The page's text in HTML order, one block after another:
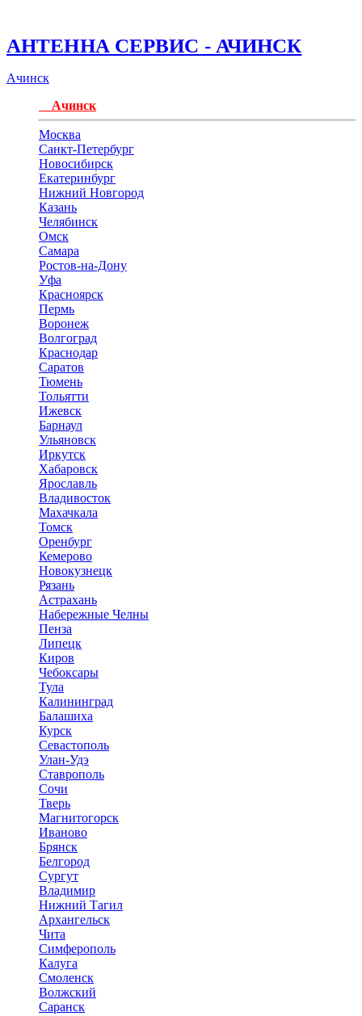
АНТЕННА СЕРВИС - АЧИНСК
Ачинск
Ачинск
Москва
Санкт-Петербург
Новосибирск
Екатеринбург
Нижний Новгород
Казань
Челябинск
Омск
Самара
Ростов-на-Дону
Уфа
Красноярск
Пермь
Воронеж
Волгоград
Краснодар
Саратов
Тюмень
Тольятти
Ижевск
Барнаул
Ульяновск
Иркутск
Хабаровск
Ярославль
Владивосток
Махачкала
Томск
Оренбург
Кемерово
Новокузнецк
Рязань
Астрахань
Набережные Челны
Пенза
Липецк
Киров
Чебоксары
Тула
Калининград
Балашиха
Курск
Севастополь
Улан-Удэ
Ставрополь
Сочи
Тверь
Магнитогорск
Иваново
Брянск
Белгород
Сургут
Владимир
Нижний Тагил
Архангельск
Чита
Симферополь
Калуга
Смоленск
Волжский
Саранск